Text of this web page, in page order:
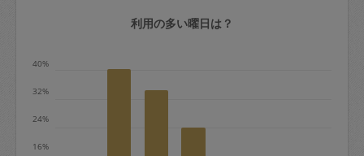
※例：依頼日時／土曜日午前9時開始の場
はありますか？
利用の多い曜日は？
16%
24%
32%
40%